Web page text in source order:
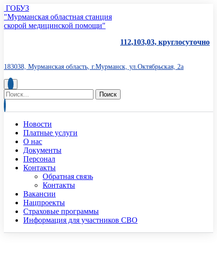
ГОБУЗ
"Мурманская областная станция
скорой медицинской помощи"
112,103,03, круглосуточно
183038, Мурманская область, г.Мурманск, ул.Октябрьская, 2а
Новости
Платные услуги
О нас
Документы
Персонал
Контакты
Обратная связь
Контакты
Вакансии
Нацпроекты
Страховые программы
Информация для участников СВО